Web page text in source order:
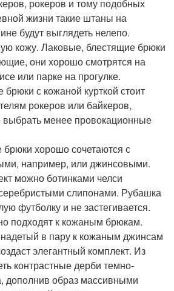
рокеров и тому подобных
жизни такие штаны на
будут выглядеть нелепо.
кожу. Лаковые, блестящие брюки
они хорошо смотрятся на
или парке на прогулке.
с кожаной курткой стоит
рокеров или байкеров,
менее провокационные
хорошо сочетаются с
например, или джинсовыми.
можно ботинками челси
слипонами. Рубашка
футболку и не застегивается.
подходят к кожаным брюкам.
в пару к кожаным джинсам
элегантный комплект. Из
контрастные дерби темно-
дополнив образ массивными